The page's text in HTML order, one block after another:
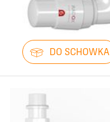
DO SCHOWKA